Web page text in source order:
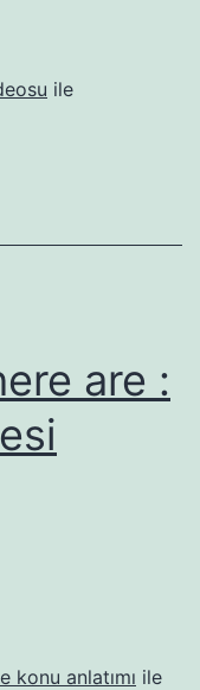
ile
are :
konu anlatımı ile